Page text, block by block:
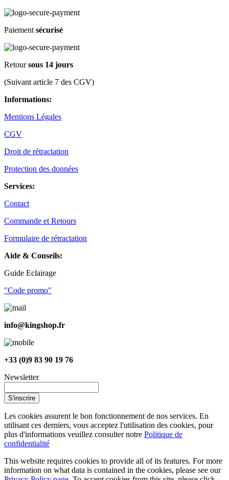
Paiement sécurisé
Retoursous 14 jours
(Suivant article 7 des CGV)
Informations:
Mentions Légales
CGV
Droit de rétractation
Protection des données
Services:
Contact
Commande et Retours
Formulaire de rétractation
Aide & Conseils:
Guide Eclairage
"Code promo"
info@kingshop.fr
+33 (0)9 83 90 19 76
Newsletter
S'inscrire
Les cookies assurent le bon fonctionnement de nos services. En
utilisant ces derniers, vous acceptez l'utilisation des cookies, pour
plus d'informations veuillez consulter notre Politique de
confidentialité
This website requires cookies to provide all of its features. For more
information on what data is contained in the cookies, please see our